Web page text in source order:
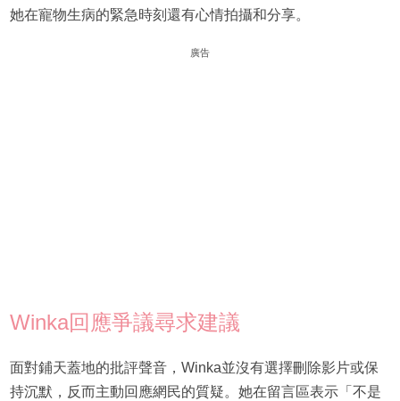
她在寵物生病的緊急時刻還有心情拍攝和分享。
廣告
Winka回應爭議尋求建議
面對鋪天蓋地的批評聲音，Winka並沒有選擇刪除影片或保
持沉默，反而主動回應網民的質疑。她在留言區表示「不是